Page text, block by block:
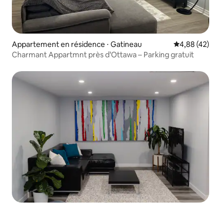
Appartement en résidence ⋅ Gatineau Évaluation
4,88 (42)
Charmant Appartmnt près d’Ottawa – Parking gratuit